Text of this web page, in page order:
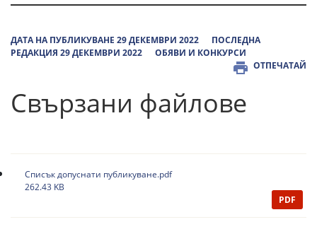
ДАТА НА ПУБЛИКУВАНЕ 29 ДЕКЕМВРИ 2022
ПОСЛЕДНА
РЕДАКЦИЯ 29 ДЕКЕМВРИ 2022
ОБЯВИ И КОНКУРСИ
ОТПЕЧАТАЙ
Свързани файлове
Списък допуснати публикуване.pdf
262.43 KB
PDF